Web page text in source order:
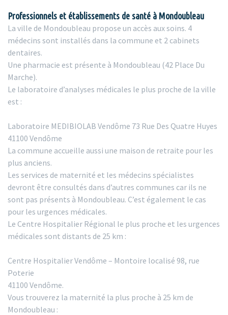
Professionnels et établissements de santé à Mondoubleau
La ville de Mondoubleau propose un accès aux soins. 4
médecins sont installés dans la commune et 2 cabinets
dentaires.
Une pharmacie est présente à Mondoubleau (42 Place Du
Marche).
Le laboratoire d’analyses médicales le plus proche de la ville
est :
Laboratoire MEDIBIOLAB Vendôme 73 Rue Des Quatre Huyes
41100 Vendôme
La commune accueille aussi une maison de retraite pour les
plus anciens.
Les services de maternité et les médecins spécialistes
devront être consultés dans d’autres communes car ils ne
sont pas présents à Mondoubleau. C’est également le cas
pour les urgences médicales.
Le Centre Hospitalier Régional le plus proche et les urgences
médicales sont distants de 25 km :
Centre Hospitalier Vendôme – Montoire localisé 98, rue
Poterie
41100 Vendôme.
Vous trouverez la maternité la plus proche à 25 km de
Mondoubleau :